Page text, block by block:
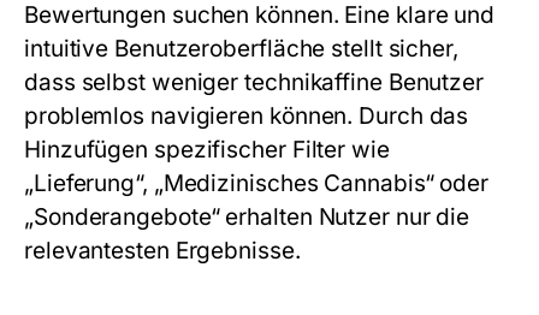
Bewertungen suchen können. Eine klare und
intuitive Benutzeroberfläche stellt sicher,
dass selbst weniger technikaffine Benutzer
problemlos navigieren können. Durch das
Hinzufügen spezifischer Filter wie
„Lieferung“, „Medizinisches Cannabis“ oder
„Sonderangebote“ erhalten Nutzer nur die
relevantesten Ergebnisse.